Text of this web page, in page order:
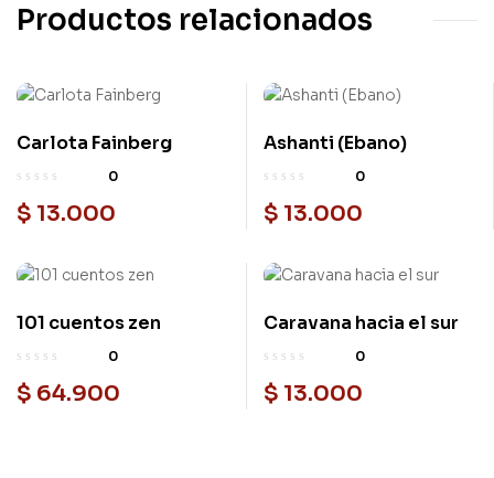
Productos relacionados
Carlota Fainberg
0
$ 13.000
Ashanti (Ebano)
0
$ 13.000
101 cuentos zen
0
$ 64.900
Caravana hacia el sur
0
$ 13.000